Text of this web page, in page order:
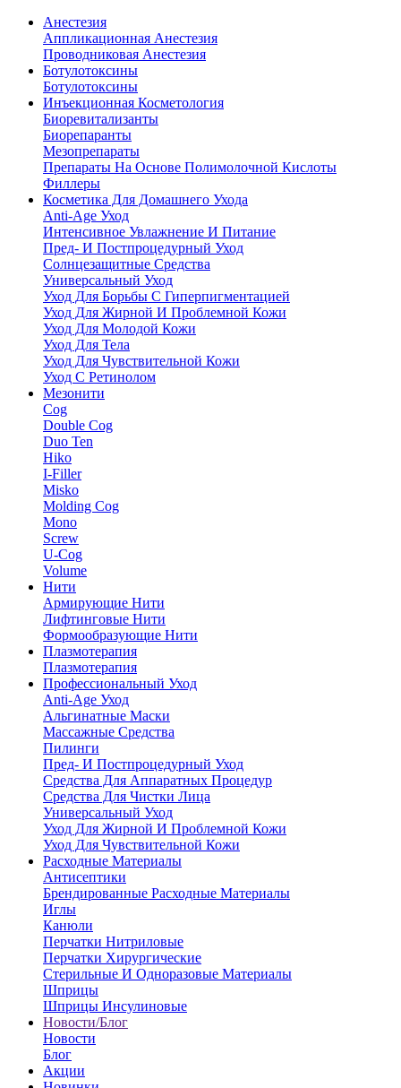
Анестезия
Аппликационная Анестезия
Проводниковая Анестезия
Ботулотоксины
Ботулотоксины
Инъекционная Косметология
Биоревитализанты
Биорепаранты
Мезопрепараты
Препараты На Основе Полимолочной Кислоты
Филлеры
Косметика Для Домашнего Ухода
Anti-Age Уход
Интенсивное Увлажнение И Питание
Пред- И Постпроцедурный Уход
Солнцезащитные Средства
Универсальный Уход
Уход Для Борьбы С Гиперпигментацией
Уход Для Жирной И Проблемной Кожи
Уход Для Молодой Кожи
Уход Для Тела
Уход Для Чувствительной Кожи
Уход С Ретинолом
Мезонити
Cog
Double Cog
Duo Ten
Hiko
I-Filler
Misko
Molding Cog
Mono
Screw
U-Cog
Volume
Нити
Армирующие Нити
Лифтинговые Нити
Формообразующие Нити
Плазмотерапия
Плазмотерапия
Профессиональный Уход
Anti-Age Уход
Альгинатные Маски
Массажные Средства
Пилинги
Пред- И Постпроцедурный Уход
Средства Для Аппаратных Процедур
Средства Для Чистки Лица
Универсальный Уход
Уход Для Жирной И Проблемной Кожи
Уход Для Чувствительной Кожи
Расходные Материалы
Антисептики
Брендированные Расходные Материалы
Иглы
Канюли
Перчатки Нитриловые
Перчатки Хирургические
Стерильные И Одноразовые Материалы
Шприцы
Шприцы Инсулиновые
Новости/Блог
Новости
Блог
Акции